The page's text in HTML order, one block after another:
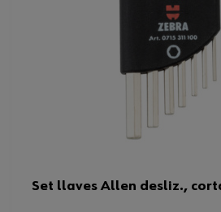
Set llaves Allen desliz.,